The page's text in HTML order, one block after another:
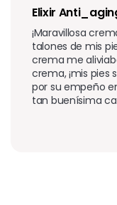
Elixir
¡Maravillosa
talones de mis
crema me
crema, ¡mis pies
por su empeño
tan buenísima